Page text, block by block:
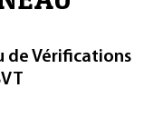
de Vérifications